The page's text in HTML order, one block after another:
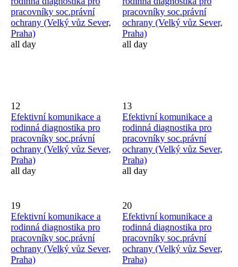
pracovníky soc.právní
ochrany (Velký vůz Sever,
Praha)
all day
pracovníky soc.právní
ochrany (Velký vůz Sever,
Praha)
all day
12
Efektivní komunikace a
rodinná diagnostika pro
pracovníky soc.právní
ochrany (Velký vůz Sever,
Praha)
all day
13
Efektivní komunikace a
rodinná diagnostika pro
pracovníky soc.právní
ochrany (Velký vůz Sever,
Praha)
all day
19
Efektivní komunikace a
rodinná diagnostika pro
pracovníky soc.právní
ochrany (Velký vůz Sever,
Praha)
20
Efektivní komunikace a
rodinná diagnostika pro
pracovníky soc.právní
ochrany (Velký vůz Sever,
Praha)